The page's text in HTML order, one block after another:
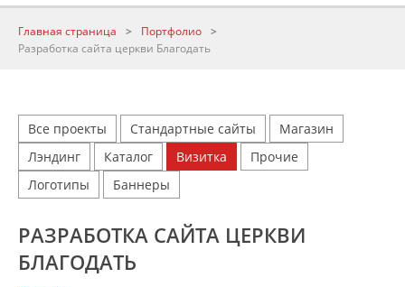
Главная страница > Портфолио >
Разработка сайта церкви Благодать
Все проекты Стандартные сайты
Магазин
Лэндинг
Каталог Визитка
Прочие
Логотипы
Баннеры
РАЗРАБОТКА САЙТА ЦЕРКВИ
БЛАГОДАТЬ